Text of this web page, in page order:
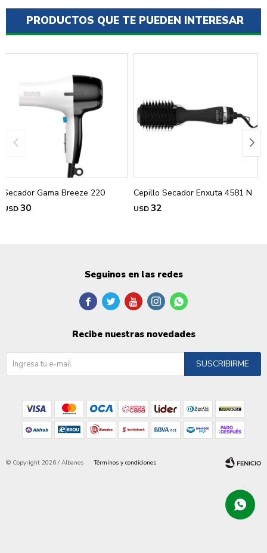
PRODUCTOS QUE TE PUEDEN INTERESAR
Secador Gama Breeze 220
USD30
Cepillo Secador Enxuta 4581 N
USD32
Seguinos en las redes
    
Recibe nuestras novedades
SUSCRIBIRME
© Copyright 2026 / Albanes Términos y condiciones